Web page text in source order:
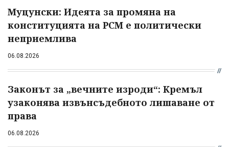
Муцунски: Идеята за промяна на
конституцията на РСМ е политически
неприемлива
06.08.2026
Законът за „вечните изроди“: Кремъл
узаконява извънсъдебното лишаване от
права
06.08.2026